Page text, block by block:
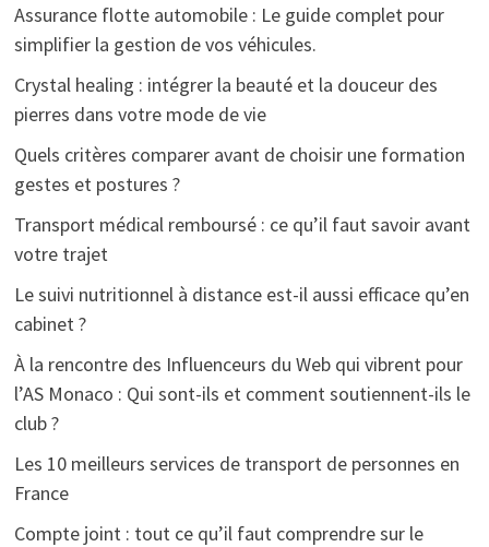
Assurance flotte automobile : Le guide complet pour
simplifier la gestion de vos véhicules.
Crystal healing : intégrer la beauté et la douceur des
pierres dans votre mode de vie
Quels critères comparer avant de choisir une formation
gestes et postures ?
Transport médical remboursé : ce qu’il faut savoir avant
votre trajet
Le suivi nutritionnel à distance est-il aussi efficace qu’en
cabinet ?
À la rencontre des Influenceurs du Web qui vibrent pour
l’AS Monaco : Qui sont-ils et comment soutiennent-ils le
club ?
Les 10 meilleurs services de transport de personnes en
France
Compte joint : tout ce qu’il faut comprendre sur le